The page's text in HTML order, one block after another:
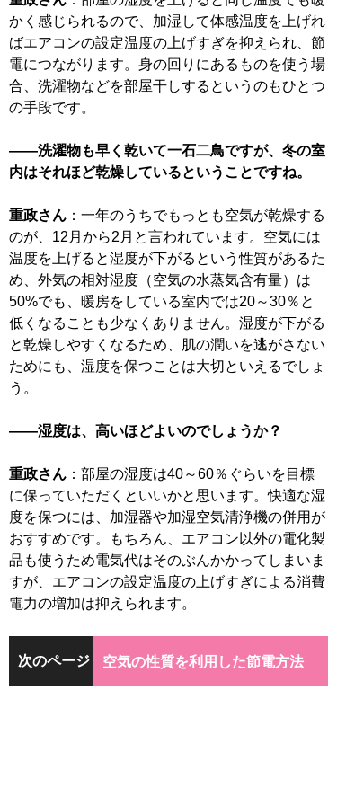
かく感じられるので、加湿して体感温度を上げれ
ばエアコンの設定温度の上げすぎを抑えられ、節
電につながります。身の回りにあるものを使う場
合、洗濯物などを部屋干しするというのもひとつ
の手段です。
――洗濯物も早く乾いて一石二鳥ですが、冬の室
内はそれほど乾燥しているということですね。
重政さん ：一年のうちでもっとも空気が乾燥する
のが、12月から2月と言われています。空気には
温度を上げると湿度が下がるという性質があるた
め、外気の相対湿度（空気の水蒸気含有量）は
50%でも、暖房をしている室内では20～30％と
低くなることも少なくありません。湿度が下がる
と乾燥しやすくなるため、肌の潤いを逃がさない
ためにも、湿度を保つことは大切といえるでしょ
う。
――湿度は、高いほどよいのでしょうか？
重政さん ：部屋の湿度は40～60％ぐらいを目標
に保っていただくといいかと思います。快適な湿
度を保つには、加湿器や加湿空気清浄機の併用が
おすすめです。もちろん、エアコン以外の電化製
品も使うため電気代はそのぶんかかってしまいま
すが、エアコンの設定温度の上げすぎによる消費
電力の増加は抑えられます。
次のページ 空気の性質を利用した節電方法